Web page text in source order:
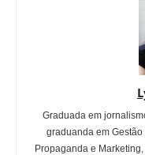
Graduada em
graduanda em
Propaganda e